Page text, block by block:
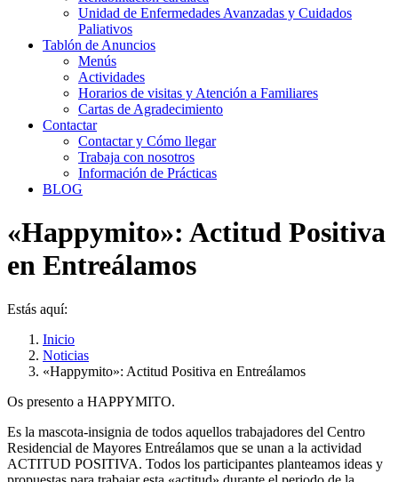
Unidad de Enfermedades Avanzadas y Cuidados
Paliativos
Tablón de Anuncios
Menús
Actividades
Horarios de visitas y Atención a Familiares
Cartas de Agradecimiento
Contactar
Contactar y Cómo llegar
Trabaja con nosotros
Información de Prácticas
BLOG
«Happymito»: Actitud Positiva
en Entreálamos
Estás aquí:
Inicio
Noticias
«Happymito»: Actitud Positiva en Entreálamos
Os presento a HAPPYMITO.
Es la mascota-insignia de todos aquellos trabajadores del Centro
Residencial de Mayores Entreálamos que se unan a la actividad
ACTITUD POSITIVA. Todos los participantes planteamos ideas y